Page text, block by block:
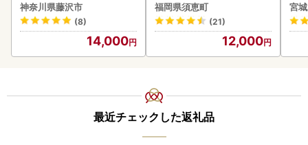
神奈川県藤沢市
(8)
14,000
福岡県須恵町
(21)
12,000
宮
最近チェックした返礼品